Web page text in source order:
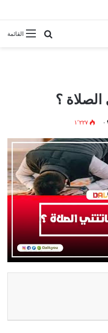
القائمةبحث عن
الصلاة ؟
٠ ١٬٢٢٧